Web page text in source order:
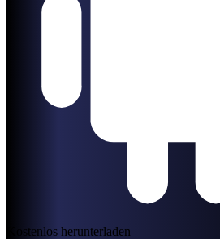
Kostenlos herunterladen